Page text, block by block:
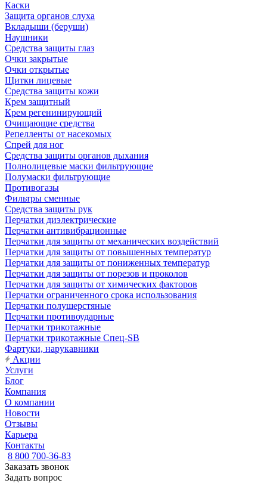
Каски
Защита органов слуха
Вкладыши (беруши)
Наушники
Средства защиты глаз
Очки закрытые
Очки открытые
Щитки лицевые
Средства защиты кожи
Крем защитный
Крем регенинирующий
Очищающие средства
Репелленты от насекомых
Спрей для ног
Средства защиты органов дыхания
Полнолицевые маски фильтрующие
Полумаски фильтрующие
Противогазы
Фильтры сменные
Средства защиты рук
Перчатки диэлектрические
Перчатки антивибрационные
Перчатки для защиты от механических воздействий
Перчатки для защиты от повышенных температур
Перчатки для защиты от пониженных температур
Перчатки для защиты от порезов и проколов
Перчатки для защиты от химических факторов
Перчатки ограниченного срока использования
Перчатки полушерстяные
Перчатки противоударные
Перчатки трикотажные
Перчатки трикотажные Спец-SB
Фартуки, нарукавники
Акции
Услуги
Блог
Компания
О компании
Новости
Отзывы
Карьера
Контакты
8 800 700-36-83
Заказать звонок
Задать вопрос